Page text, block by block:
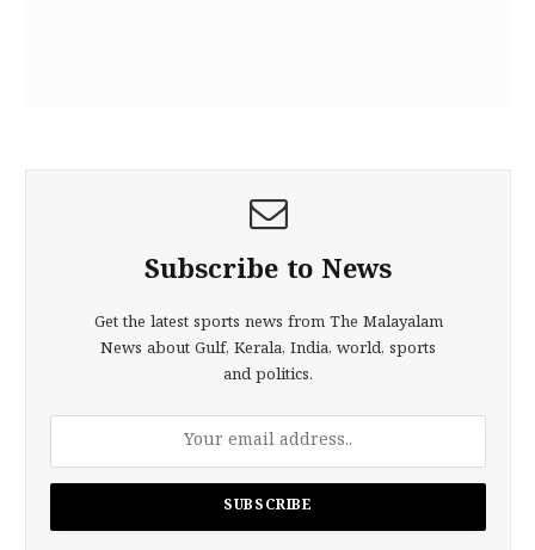
Subscribe to News
Get the latest sports news from The Malayalam
News about Gulf, Kerala, India, world, sports
and politics.